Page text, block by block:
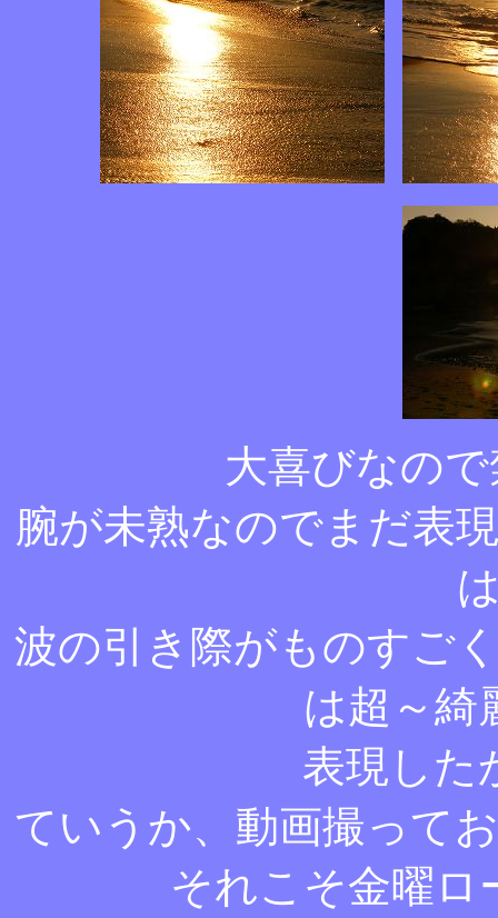
大喜びなの
腕が未熟なのでまだ表
波の引き際がものすご
は超～綺
表現し
ていうか、動画撮って
それこそ金曜ロ